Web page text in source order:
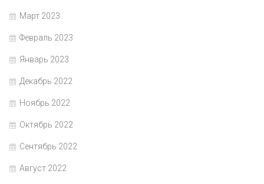
Март 2023
Февраль 2023
Январь 2023
Декабрь 2022
Ноябрь 2022
Октябрь 2022
Сентябрь 2022
Август 2022